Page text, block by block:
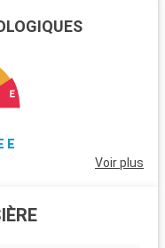
E
Voir plus